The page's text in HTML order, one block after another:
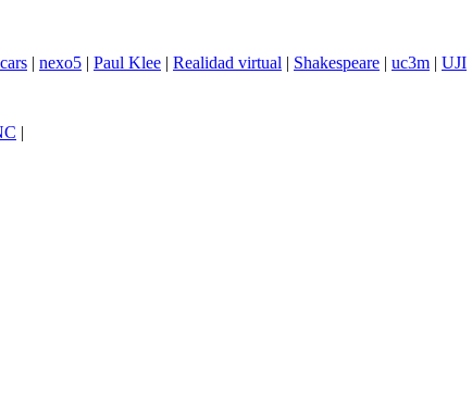
| nexo5 | Paul Klee | Realidad virtual | Shakespeare | uc3m | UJI
|